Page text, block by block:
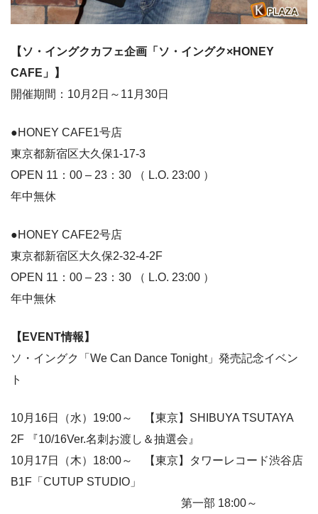
【ソ・イングクカフェ企画「ソ・イングク×HONEY
CAFE」】
開催期間：10月2日～11月30日
●HONEY CAFE1号店
東京都新宿区大久保1-17-3
OPEN 11：00 – 23：30 （ L.O. 23:00 ）
年中無休
●HONEY CAFE2号店
東京都新宿区大久保2-32-4-2F
OPEN 11：00 – 23：30 （ L.O. 23:00 ）
年中無休
【EVENT情報】
ソ・イングク「We Can Dance Tonight」発売記念イベン
ト
10月16日（水）19:00～ 【東京】SHIBUYA TSUTAYA
2F 『10/16Ver.名刺お渡し＆抽選会』
10月17日（木）18:00～ 【東京】タワーレコード渋谷店
B1F「CUTUP STUDIO」
第一部 18:00～